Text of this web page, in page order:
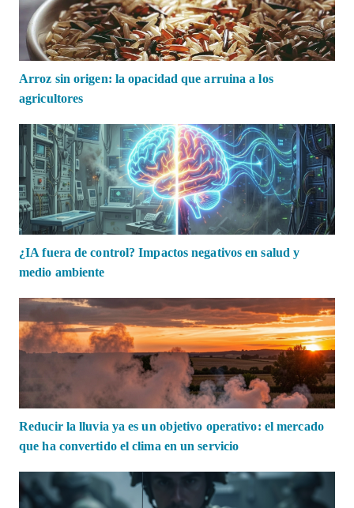
Arroz sin origen: la opacidad que arruina a los
agricultores
¿IA fuera de control? Impactos negativos en salud y
medio ambiente
Reducir la lluvia ya es un objetivo operativo: el mercado
que ha convertido el clima en un servicio